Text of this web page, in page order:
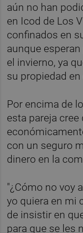
aún no han
en Icod de Los
confinados en
aunque
el invierno, ya
su propiedad
Por encima de
esta pareja
con un seguro
dinero en la
"¿Cómo no voy
yo quiera en mi
de insistir en
para que se les